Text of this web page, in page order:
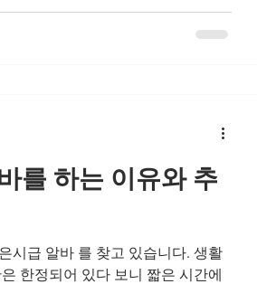
기초 교육 과정 은 스웨디시의 기
니다. 테라피의 목적, 압의 강도 조
이 전혀 없는 분도 교육을 통해 자
익힐 수 있도록 구성되어 있습니
1:1 또는 소수 정예 방식 으로 진
자가 직접 피드백을 제공합니다
를 하는 이유와 추
니다. 생활
한정되어 있다 보니 짧은 시간에